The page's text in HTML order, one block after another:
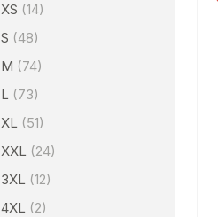
XS (14)
S (48)
M (74)
L (73)
XL (51)
XXL (24)
3XL (12)
4XL (2)